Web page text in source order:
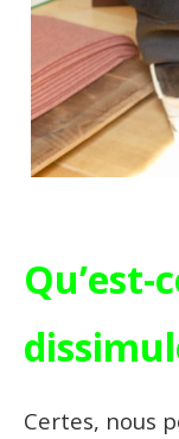
Certes, nous